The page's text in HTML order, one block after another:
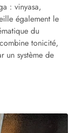
: vinyasa,
également le
du
tonicité,
un système de